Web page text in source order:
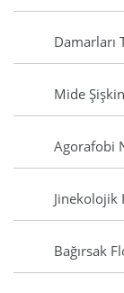
Damarları
Mide
Agorafobi
Jinekolojik
Bağırsak